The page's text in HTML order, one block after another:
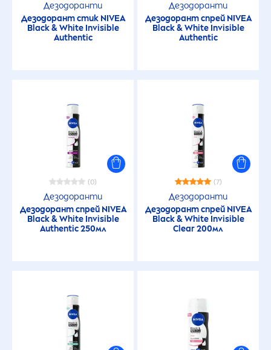
Дезодоранти
Дезодорант стик NIVEA
Black&WhiteInvisible
Authentic
Дезодоранти
Дезодорант спрей NIVEA
Black&WhiteInvisible
Authentic
(0)
Дезодоранти
Дезодорант спрей NIVEA
Black&WhiteInvisible
Authentic 250мл
(7)
Дезодоранти
Дезодорант спрей NIVEA
Black&WhiteInvisible
Clear 200мл